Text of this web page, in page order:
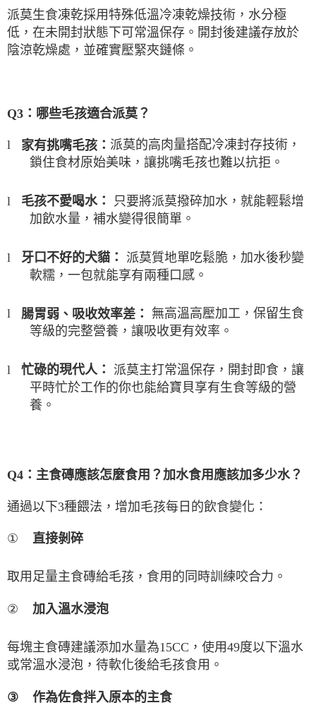
派莫生食凍乾採用特殊低溫冷凍乾燥技術，水分極
低，在未開封狀態下可常溫保存。開封後建議存放於
陰涼乾燥處，並確實壓緊夾鏈條。
Q3 ：哪些毛孩適合派莫？
l 家有挑嘴毛孩： 派莫的高肉量搭配冷凍封存技術，
鎖住食材原始美味，讓挑嘴毛孩也難以抗拒。
l 毛孩不愛喝水：
只要將派莫撥碎加水，就能輕鬆增
加飲水量，補水變得很簡單。
l 牙口不好的犬貓：
派莫質地單吃鬆脆，加水後秒變
軟糯，一包就能享有兩種口感。
l 腸胃弱、吸收效率差：
無高溫高壓加工，保留生食
等級的完整營養，讓吸收更有效率。
l 忙碌的現代人：
派莫主打常溫保存，開封即食，讓
平時忙於工作的你也能給寶貝享有生食等級的營
養。
Q4 ：主食磚應該怎麼食用？加水食用應該加多少水？
通過以下3種餵法，增加毛孩每日的飲食變化：
① 直接剝碎
取用足量主食磚給毛孩，食用的同時訓練咬合力。
② 加入溫水浸泡
每塊主食磚建議添加水量為15CC ，使用49度以下溫水
或常溫水浸泡，待軟化後給毛孩食用。
③ 作為佐食拌入原本的主食